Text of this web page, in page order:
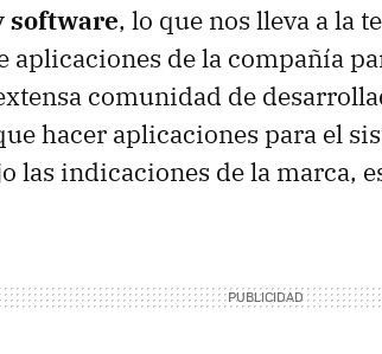
software, lo que nos lleva a la
aplicaciones de la compañía
comunidad de
hacer aplicaciones para el
las indicaciones de la marca,